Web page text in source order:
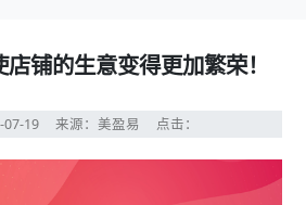
铺的生意变得更加繁荣！
07-19 来源：美盈易 点击：